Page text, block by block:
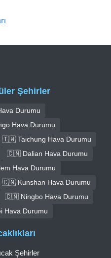
Şehirler
Durumu
Hava Durumu
🇹🇼 Taichung Hava Durumu
🇨🇳 Dalian Hava Durumu
Hava Durumu
🇨🇳 Kunshan Hava Durumu
🇨🇳 Ningbo Hava Durumu
Durumu
Şehirler